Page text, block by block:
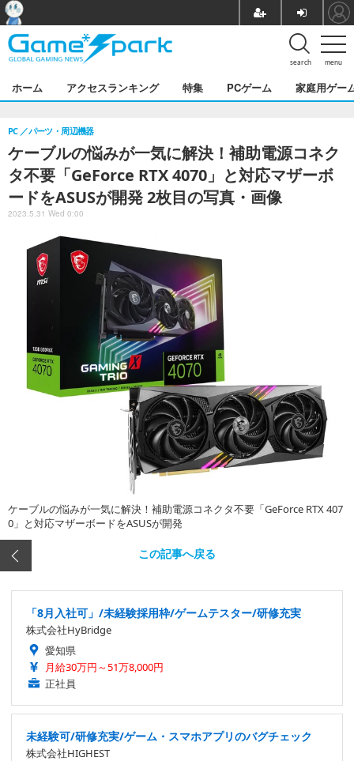
menu
search
ホーム アクセスランキング 特集 PCゲーム 家庭用ゲー
ケーブルの悩みが一気に解決！補助電源コネク
タ不要「GeForce RTX 4070」と対応マザーボ
ードをASUSが開発 2枚目の写真・画像
PC パーツ・周辺機器
2023.5.31 Wed 0:00
ケーブルの悩みが一気に解決！補助電源コネクタ不要「GeForce RTX 407
0」と対応マザーボードをASUSが開発
この記事へ戻る
「8月入社可」/未経験採用枠/ゲームテスター/研修充実
株式会社HyBridge
愛知県
月給30万円～51万8,000円
正社員
未経験可/研修充実/ゲーム・スマホアプリのバグチェック
株式会社HIGHEST